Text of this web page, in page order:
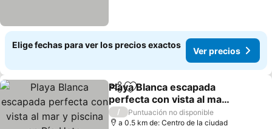
Elige fechas para ver los precios exactos
Ver precios
CompartirAgregar a favoritos
Playa Blanca escapada
perfecta con vista al mar
y piscina en Río Hato
/
Puntuación no disponible
a 0.5 km de: Centro de la ciudad